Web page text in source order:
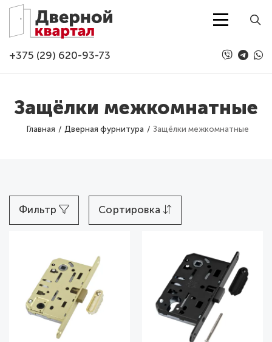
Перейти к основному содержанию
+375 (29) 620-93-73
Защёлки межкомнатные
Главная Дверная фурнитура Защёлки межкомнатные
Фильтр Сортировка